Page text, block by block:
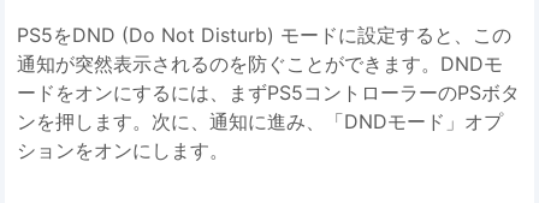
PS5をDND (Do Not Disturb) モードに設定すると、この
通知が突然表示されるのを防ぐことができます。DNDモ
ードをオンにするには、まずPS5コントローラーのPSボタ
ンを押します。次に、通知に進み、「DNDモード」オプ
ションをオンにします。